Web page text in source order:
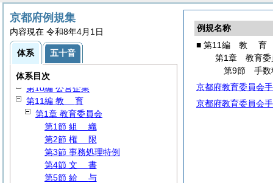
例規名称
■ 第11編 教 育
第1章 教育委
第9節 手数
京都府教育委員会
京都府教育委員会
京都府例規集
内容現在 令和8年4月1日
体系 五十音
体系目次
第4編民生
第5編衛生
第6編労 働
第7編商工
第8編 農林水産
第9編 土木建築
第10編 公営企業
第11編 教 育
第1章 教育委員会
第1節 組 織
第2節 権
限
第3節 事務処理特例
第4節 文 書
第5節 給 与